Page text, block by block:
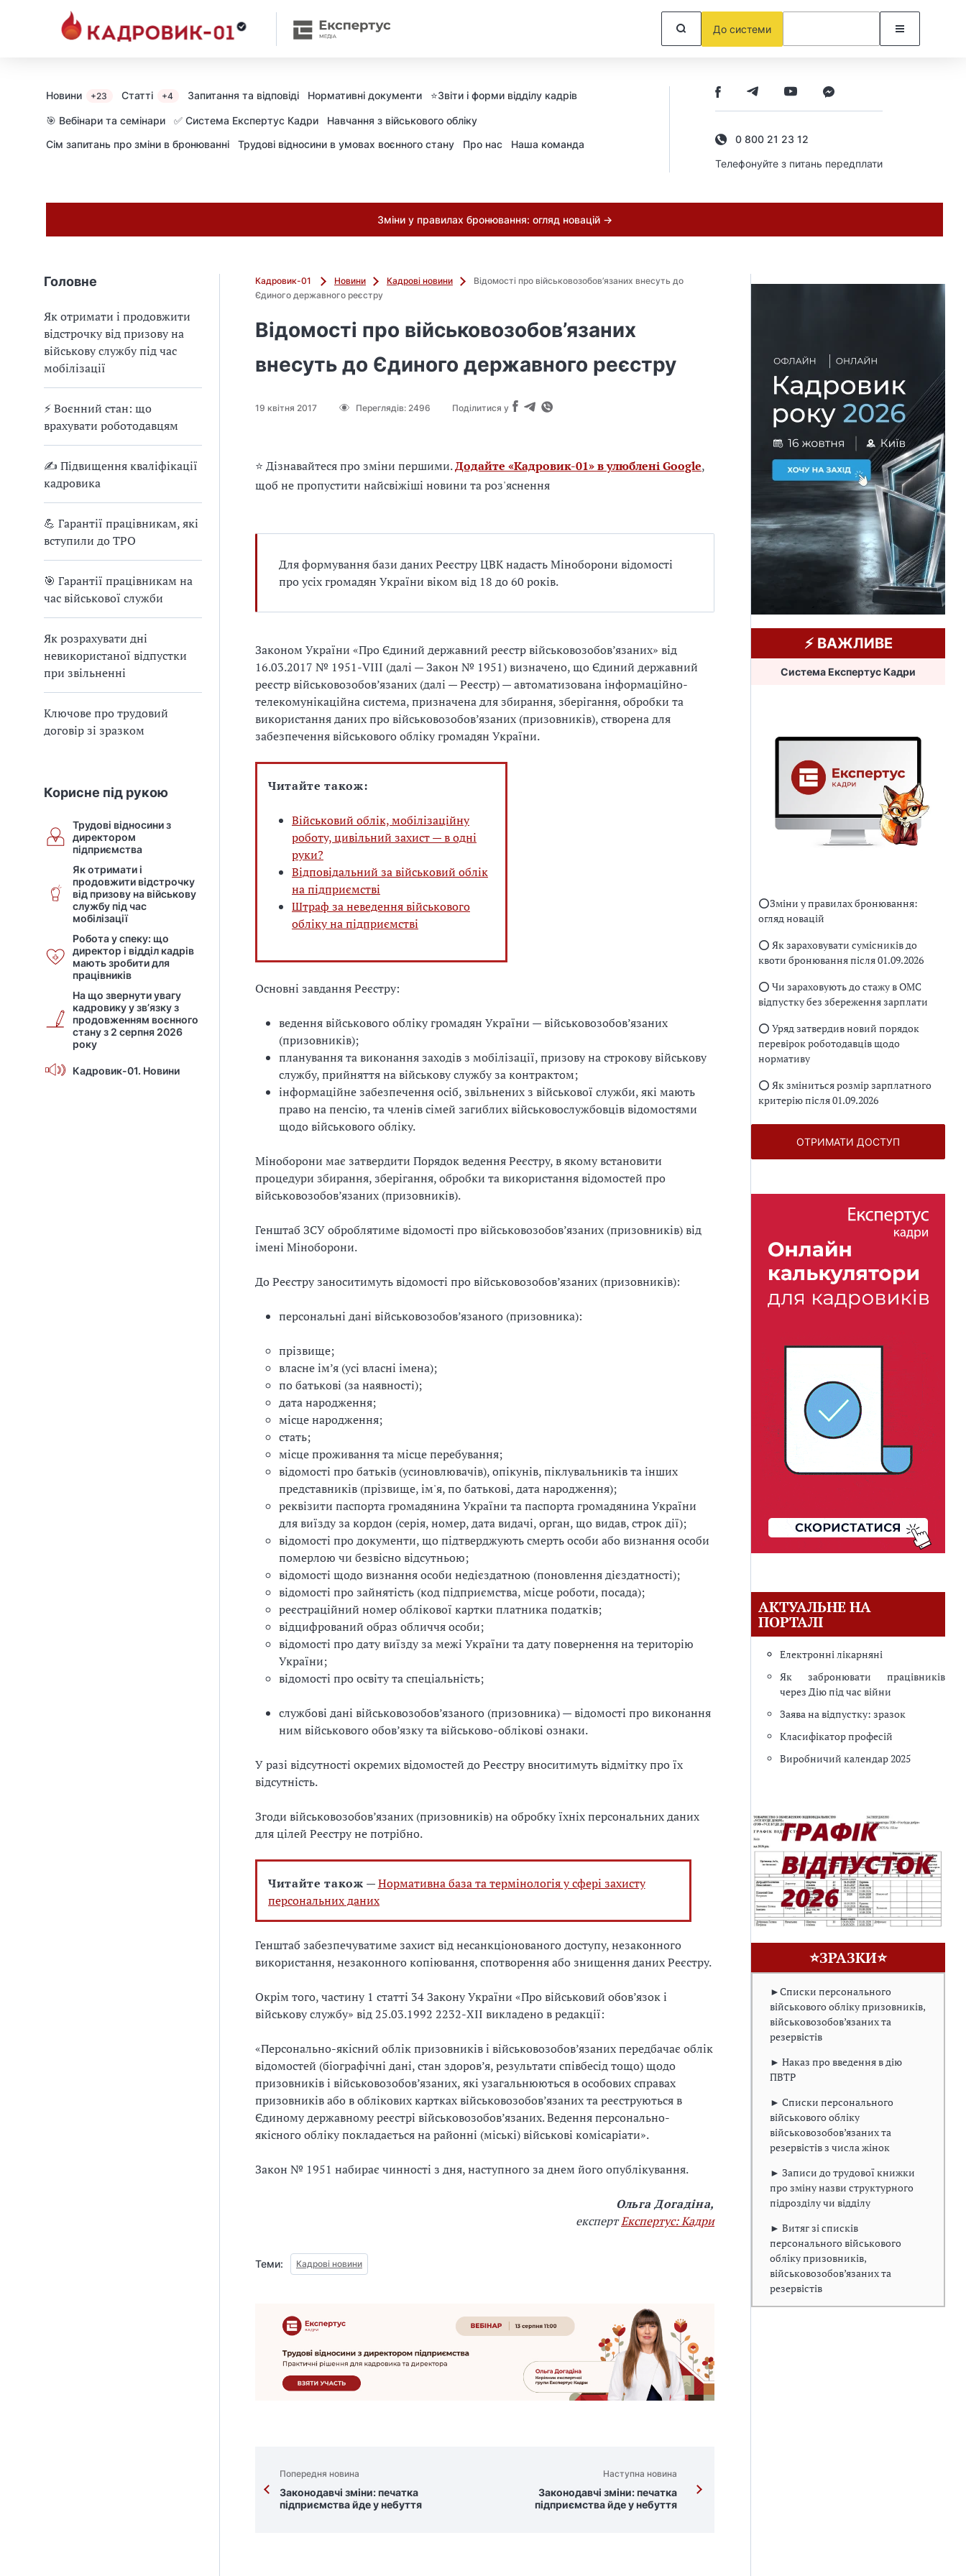
До системи
Новини +23 Статті +4 Запитання та відповіді Нормативні документи ⭐️Звіти і форми відділу кадрів
🎯 Вебінари та семінари ✅ Система Експертус Кадри
Навчання з військового обліку
Сім запитань про зміни в бронюванні
Трудові відносини в умовах воєнного стану Про нас Наша команда
0 800 21 23 12
Телефонуйте з питань передплати
Зміни у правилах бронювання: огляд новацій →
Головне
Як отримати і продовжити
відстрочку від призову на
військову службу під час
мобілізації
⚡ Воєнний стан: що
врахувати роботодавцям
✍ Підвищення кваліфікації
кадровика
💪 Гарантії працівникам, які
вступили до ТРО
🎯 Гарантії працівникам на
час військової служби
Як розрахувати дні
невикористаної відпустки
при звільненні
Ключове про трудовий
договір зі зразком
Корисне під рукою
Трудові відносини з
директором
підприємства
Як отримати і
продовжити відстрочку
від призову на військову
службу під час
мобілізації
Робота у спеку: що
директор і відділ кадрів
мають зробити для
працівників
На що звернути увагу
кадровику у зв’язку з
продовженням воєнного
стану з 2 серпня 2026
року
Кадровик-01. Новини
Кадровик-01 Новини Кадрові новини
Відомості про військовозобов’язаних внесуть до
Єдиного державного реєстру
Відомості про військовозобов’язаних
внесуть до Єдиного державного реєстру
19 квітня 2017 Переглядів: 2496 Поділитися у
⭐ Дізнавайтеся про зміни першими.Додайте «Кадровик-01» в улюблені Google,
щоб не пропустити найсвіжіші новини та роз'яснення
Для формування бази даних Реєстру ЦВК надасть Міноборони відомості
про усіх громадян України віком від 18 до 60 років.
Законом України «Про Єдиний державний реєстр військовозобов’язаних» від
16.03.2017 № 1951-VIII (далі — Закон № 1951) визначено, що Єдиний державний
реєстр військовозобов’язаних (далі — Реєстр) — автоматизована інформаційно-
телекомунікаційна система, призначена для збирання, зберігання, обробки та
використання даних про військовозобов’язаних (призовників), створена для
забезпечення військового обліку громадян України.
Читайте також:
Військовий облік, мобілізаційну
роботу, цивільний захист — в одні
руки?
Відповідальний за військовий облік
на підприємстві
Штраф за неведення військового
обліку на підприємстві
Основні завдання Реєстру:
ведення військового обліку громадян України — військовозобов’язаних
(призовників);
планування та виконання заходів з мобілізації, призову на строкову військову
службу, прийняття на військову службу за контрактом;
інформаційне забезпечення осіб, звільнених з військової служби, які мають
право на пенсію, та членів сімей загиблих військовослужбовців відомостями
щодо військового обліку.
Міноборони має затвердити Порядок ведення Реєстру, в якому встановити
процедури збирання, зберігання, обробки та використання відомостей про
військовозобов’язаних (призовників).
Генштаб ЗСУ оброблятиме відомості про військовозобов’язаних (призовників) від
імені Міноборони.
До Реєстру заноситимуть відомості про військовозобов’язаних (призовників):
персональні дані військовозобов’язаного (призовника):
прізвище;
власне ім’я (усі власні імена);
по батькові (за наявності);
дата народження;
місце народження;
стать;
місце проживання та місце перебування;
відомості про батьків (усиновлювачів), опікунів, піклувальників та інших
представників (прізвище, ім'я, по батькові, дата народження);
реквізити паспорта громадянина України та паспорта громадянина України
для виїзду за кордон (серія, номер, дата видачі, орган, що видав, строк дії);
відомості про документи, що підтверджують смерть особи або визнання особи
померлою чи безвісно відсутньою;
відомості щодо визнання особи недієздатною (поновлення дієздатності);
відомості про зайнятість (код підприємства, місце роботи, посада);
реєстраційний номер облікової картки платника податків;
відцифрований образ обличчя особи;
відомості про дату виїзду за межі України та дату повернення на територію
України;
відомості про освіту та спеціальність;
службові дані військовозобов’язаного (призовника) — відомості про виконання
ним військового обов’язку та військово-облікові ознаки.
У разі відсутності окремих відомостей до Реєстру вноситимуть відмітку про їх
відсутність.
Згоди військовозобов’язаних (призовників) на обробку їхніх персональних даних
для цілей Реєстру не потрібно.
Читайте також —Нормативна база та термінологія у сфері захисту
персональних даних
Генштаб забезпечуватиме захист від несанкціонованого доступу, незаконного
використання, незаконного копіювання, спотворення або знищення даних Реєстру.
Окрім того, частину 1 статті 34 Закону України «Про військовий обов’язок і
військову службу» від 25.03.1992 2232-XII викладено в редакції:
«Персонально-якісний облік призовників і військовозобов’язаних передбачає облік
відомостей (біографічні дані, стан здоров’я, результати співбесід тощо) щодо
призовників і військовозобов’язаних, які узагальнюються в особових справах
призовників або в облікових картках військовозобов’язаних та реєструються в
Єдиному державному реєстрі військовозобов’язаних. Ведення персонально-
якісного обліку покладається на районні (міські) військові комісаріати».
Закон № 1951 набирає чинності з дня, наступного за днем його опублікування.
Ольга Догадіна,
експертЕкспертус: Кадри
Теми: Кадрові новини
Попередня новина
Законодавчі зміни: печатка
підприємства йде у небуття
Наступна новина
Законодавчі зміни: печатка
підприємства йде у небуття
⚡️ ВАЖЛИВЕ
Система Експертус Кадри
⭕️Зміни у правилах бронювання:
огляд новацій
⭕️ Як зараховувати сумісників до
квоти бронювання після 01.09.2026
⭕️ Чи зараховують до стажу в ОМС
відпустку без збереження зарплати
⭕️ Уряд затвердив новий порядок
перевірок роботодавців щодо
нормативу
⭕️ Як зміниться розмір зарплатного
критерію після 01.09.2026
ОТРИМАТИ ДОСТУП
АКТУАЛЬНЕ НА
ПОРТАЛІ
Електронні лікарняні
Як забронювати працівників
через Дію під час війни
Заява на відпустку: зразок
Класифікатор професій
Виробничий календар 2025
⭐ЗРАЗКИ⭐
►Списки персонального
військового обліку призовників,
військовозобов’язаних та
резервістів
► Наказ про введення в дію
ПВТР
► Списки персонального
військового обліку
військовозобов’язаних та
резервістів з числа жінок
► Записи до трудової книжки
про зміну назви структурного
підрозділу чи відділу
► Витяг зі списків
персонального військового
обліку призовників,
військовозобов’язаних та
резервістів